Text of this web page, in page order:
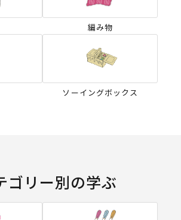
編み物
ソーイングボックス
ゴリー別の学ぶ